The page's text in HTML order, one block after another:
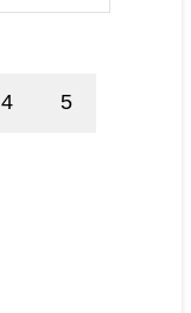
4 5